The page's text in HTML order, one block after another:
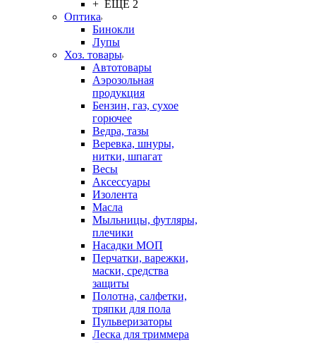
+ ЕЩЕ 2
Оптика
Бинокли
Лупы
Хоз. товары
Автотовары
Аэрозольная
продукция
Бензин, газ, сухое
горючее
Ведра, тазы
Веревка, шнуры,
нитки, шпагат
Весы
Аксессуары
Изолента
Масла
Мыльницы, футляры,
плечики
Насадки МОП
Перчатки, варежки,
маски, средства
защиты
Полотна, салфетки,
тряпки для пола
Пульверизаторы
Леска для триммера